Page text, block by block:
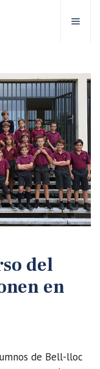
del
en
de Bell-lloc